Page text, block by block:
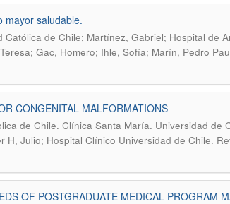
mayor saludable.
de Chile; Martínez, Gabriel; Hospital de
Gac, Homero; Ihle, Sofía; Marín, Pedro
CONGENITAL MALFORMATIONS
de Chile. Clínica Santa María. Universidad de
H, Julio; Hospital Clínico Universidad de Chile.
OF POSTGRADUATE MEDICAL PROGRAM